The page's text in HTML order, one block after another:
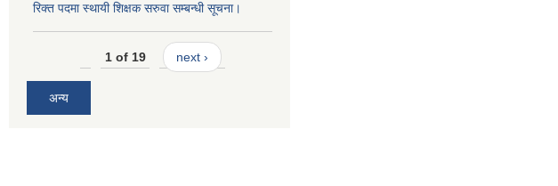
रिक्त पदमा स्थायी शिक्षक सरुवा सम्बन्धी सूचना।
1 of 19 next ›
अन्य